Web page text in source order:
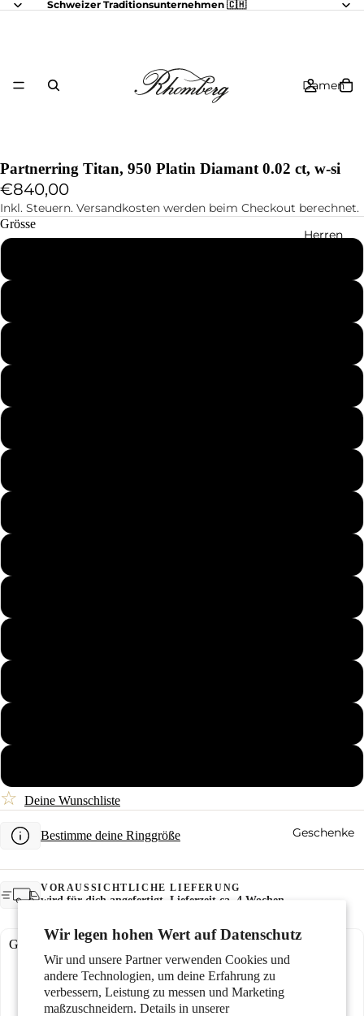
Wir legen hohen Wert auf Datenschutz
Wir und unsere Partner verwenden Cookies und
andere Technologien, um deine Erfahrung zu
verbessern, Leistung zu messen und Marketing
maßzuschneidern. Details in unserer
Schweizer Traditionsunternehmen 🇨🇭
Damen
Herren
Geschenke
Partnerring Titan, 950 Platin Diamant 0.02 ct, w-si
€840,00
Inkl. Steuern. Versandkosten werden beim Checkout berechnet.
Grösse
☆ Deine Wunschliste
Bestimme deine Ringgröße
VORAUSSICHTLICHE LIEFERUNG
wird für dich angefertigt, Lieferzeit ca. 4 Wochen
Gravurmöglichkeiten: